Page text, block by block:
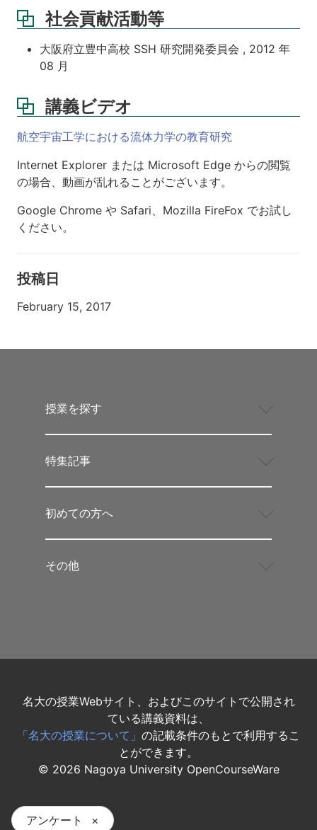
社会貢献活動等
大阪府立豊中高校 SSH 研究開発委員会 , 2012 年
08 月
講義ビデオ
航空宇宙工学における流体力学の教育研究
Internet Explorer または Microsoft Edge からの閲覧
の場合、動画が乱れることがございます。
Google Chrome や Safari、Mozilla FireFox でお試し
ください。
投稿日
February 15, 2017
アンケート ×
授業を探す
特集記事
初めての方へ
その他
名大の授業Webサイト、およびこのサイトで公開され
ている講義資料は、
「名大の授業について」 の記載条件のもとで利用するこ
とができます。
© 2026 Nagoya University OpenCourseWare